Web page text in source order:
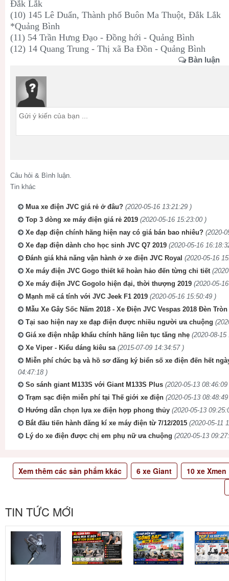
Đắk Lắk
(10) 145 Lê Duẩn, Thành phố Buôn Ma Thuột, Đắk Lắk
*Quảng Bình
(11) 54 Trần Hưng Đạo - Đồng hới - Quảng Bình
(12) 14 Quang Trung - Thị xã Ba Đồn - Quảng Bình
Bàn luận
Câu hỏi & Bình luận.
Tin khác
Mua xe điện JVC giá rẻ ở đâu? (2020-05-16 13:21:29 )
Top 3 dòng xe máy điện giá rẻ 2019 (2020-05-16 15:23:00 )
Xe đạp điện chính hãng hiện nay có giá bán bao nhiêu? (2020-
Xe đạp điện dành cho học sinh JVC Q7 2019 (2020-05-16
Đánh giá khả năng vận hành ở xe điện JVC Royal (2020-05-16
Xe máy điện JVC Gogo thiết kế hoàn hảo đến từng chi tiết
Xe máy điện JVC Gogolo hiện đại, thời thượng 2019 (2020-05-
Mạnh mẽ cá tính với JVC Jeek F1 2019 (2020-05-16 15:50:49 )
Mẫu Xe Gây Sốc Năm 2018 - Xe Điện JVC Vespas 2018 Đèn Tròn
Tại sao hiện nay xe đạp điện được nhiều người ưa chuộng
Giá xe điện nhập khẩu chính hãng liên tục tăng nhẹ (2020-08-15
Xe Viper - Kiểu dáng kiêu sa (2015-07-09 14:34:57 )
Miễn phí chức bạ và hồ sơ đăng ký biển số xe điện đến hết
04:47:18 )
So sánh giant M133S với Giant M133S Plus (2020-05-13 08:46:09
Trạm sạc điện miễn phí tại Thế giới xe điện (2020-05-13
Hướng dẫn chọn lựa xe điện hợp phong thủy (2020-05-13
Bắt đầu tiến hành đăng kí xe máy điện từ 7/12/2015 (2020-05-11
Lý do xe điện được chị em phụ nữ ưa chuộng (2020-05-13
Xem thêm các sản phẩm kkác 6xe Giant 10xe Xmen
TIN TỨC MỚI